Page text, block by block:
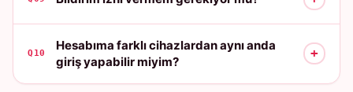
Q10
Hesabıma farklı cihazlardan aynı anda
giriş yapabilir miyim?
+